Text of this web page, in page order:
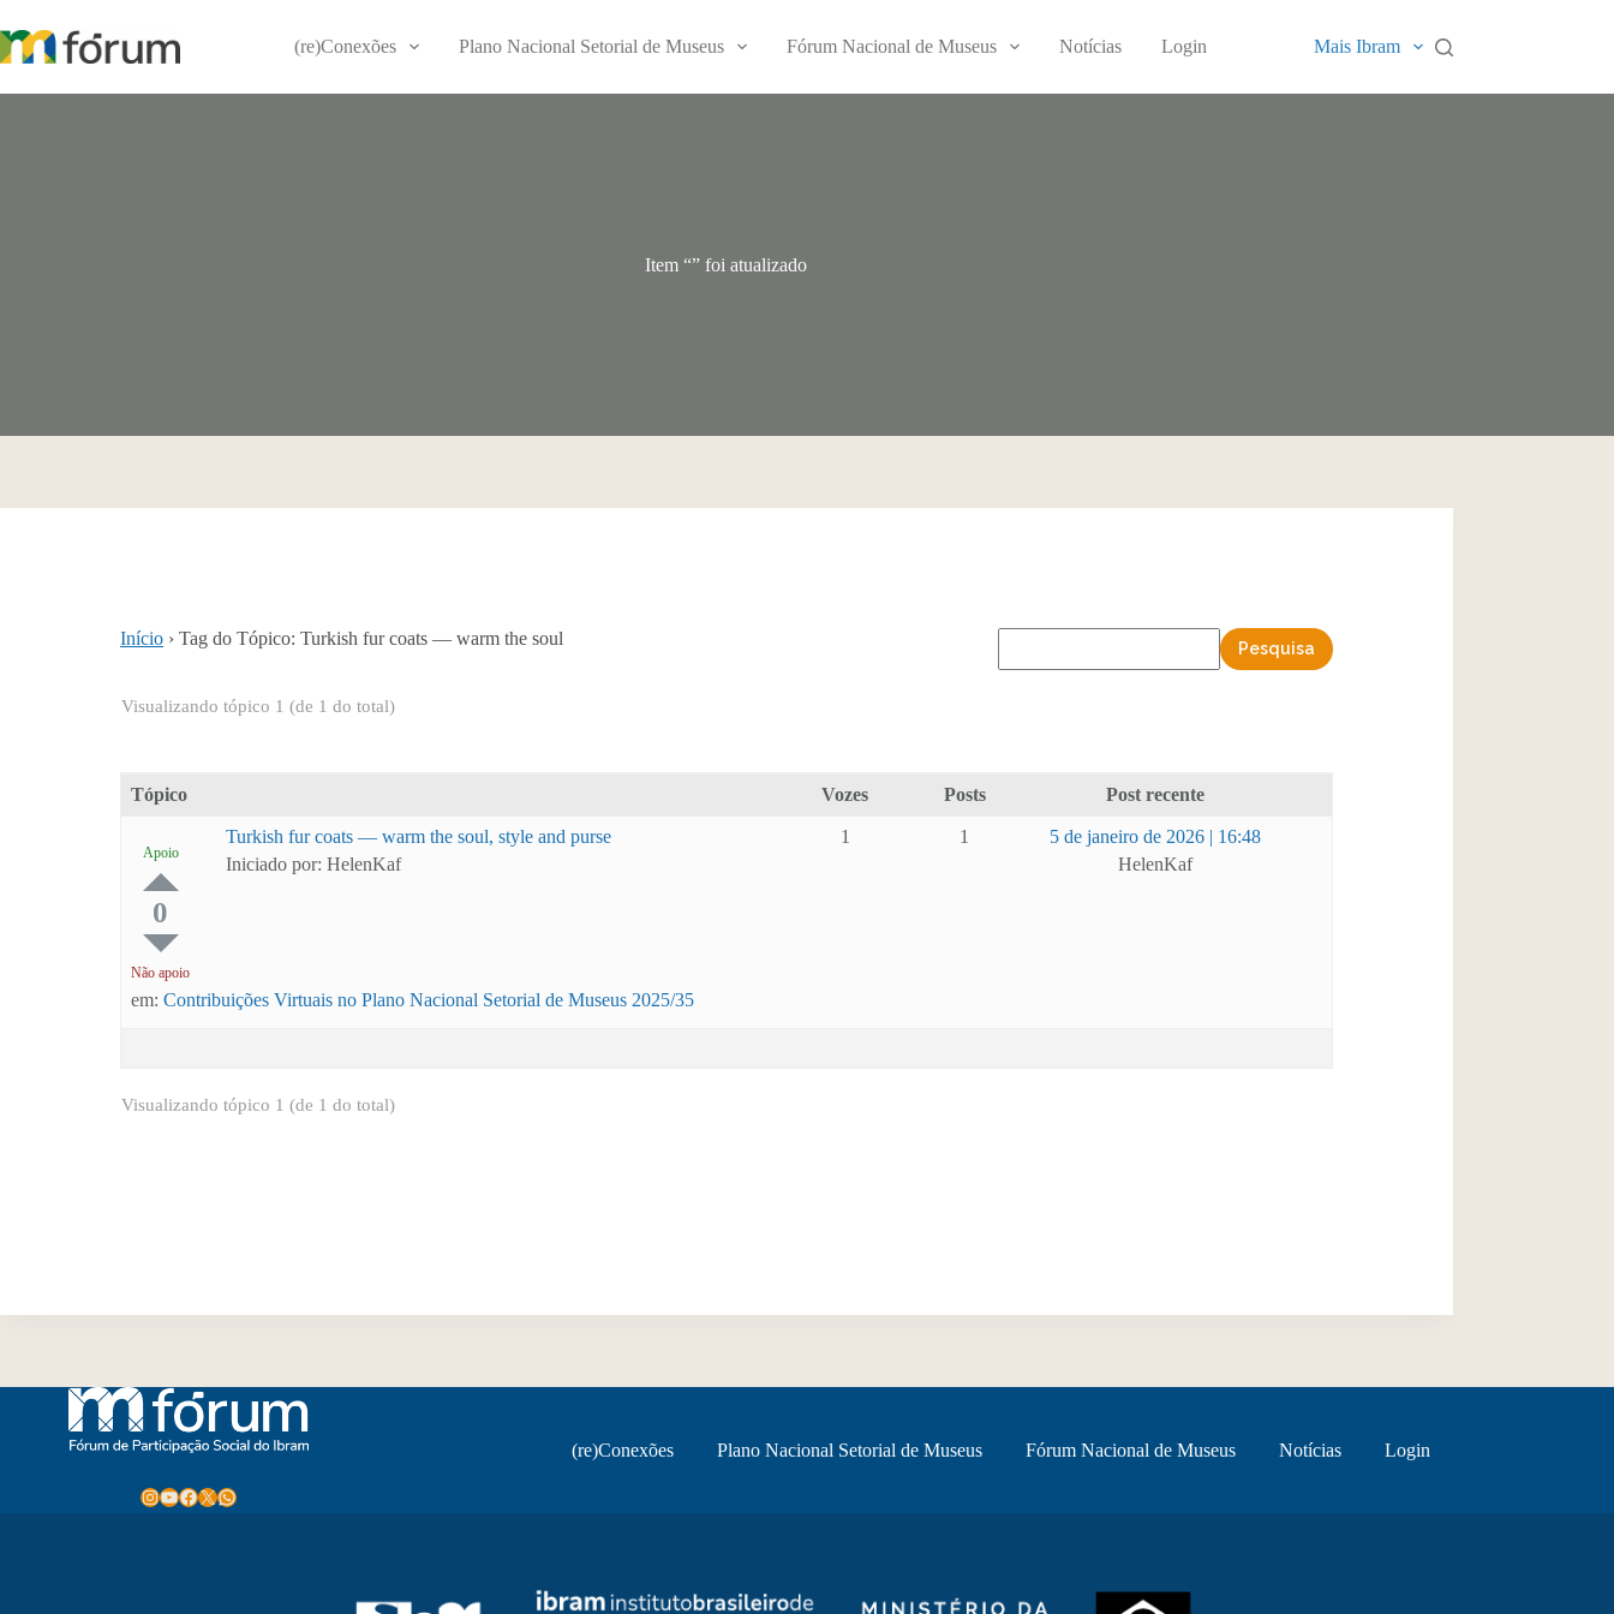
para
o
(re)Conexões Plano Nacional Setorial de Museus Fórum Nacional de Museus Notícias Login Mais Ibram
Item “” foi atualizado
Início › Tag do Tópico: Turkish fur coats — warm the soul
Visualizando tópico 1 (de 1 do total)
Tópico Vozes Posts Post recente
Apoio
0
Não apoio
Turkish fur coats — warm the soul, style and purse
Iniciado por: HelenKaf
em: Contribuições Virtuais no Plano Nacional Setorial de Museus 2025/35
1 1
5 de janeiro de 2026 | 16:48
HelenKaf
Visualizando tópico 1 (de 1 do total)
Instagram
Youtube
Facebook
X WhatsApp
(re)Conexões Plano Nacional Setorial de Museus Fórum Nacional de Museus Notícias Login